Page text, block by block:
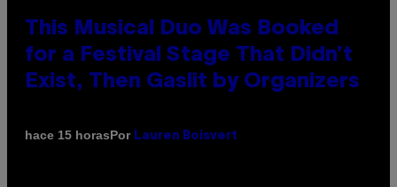
This Musical Duo Was Booked
for a Festival Stage That Didn’t
Exist, Then Gaslit by Organizers
hace 15 horasPor Lauren Boisvert